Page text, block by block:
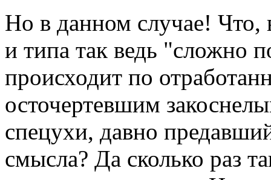
Но в данном случае!
и типа так ведь "сложно
происходит по
осточертевшим
спецухи, давно
смысла? Да сколько раз